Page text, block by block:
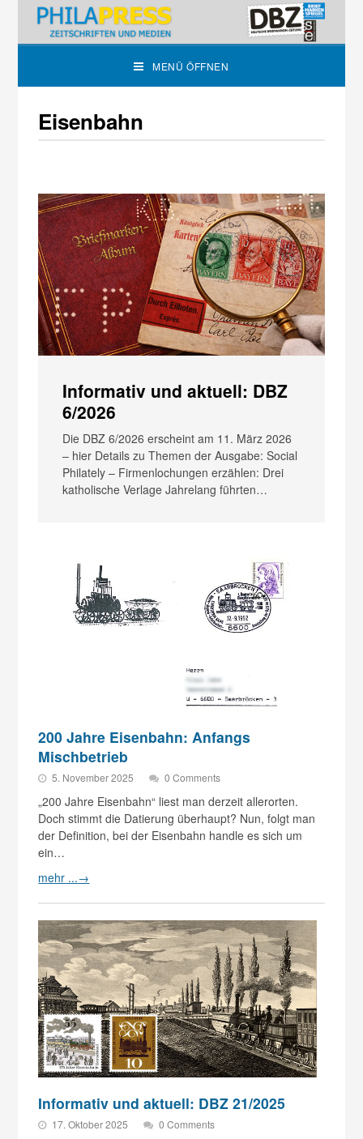
MENÜ ÖFFNEN
Eisenbahn
Informativ und aktuell: DBZ
6/2026
Die DBZ 6/2026 erscheint am 11. März 2026
– hier Details zu Themen der Ausgabe: Social
Philately – Firmenlochungen erzählen: Drei
katholische Verlage Jahrelang führten…
200 Jahre Eisenbahn: Anfangs
Mischbetrieb
5. November 2025 0 Comments
„200 Jahre Eisenbahn“ liest man derzeit allerorten.
Doch stimmt die Datierung überhaupt? Nun, folgt man
der Definition, bei der Eisenbahn handle es sich um
ein…
mehr ...→
Informativ und aktuell: DBZ 21/2025
17. Oktober 2025 0 Comments